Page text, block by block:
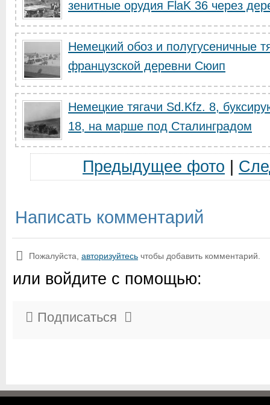
зенитные орудия FlaK 36 через
Немецкий обоз и полугусеничные
французской деревни Сюип
Немецкие тягачи Sd.Kfz. 8,
18, на марше под Сталинградом
Предыдущее фото
Написать комментарий
Пожалуйста, авторизуйтесь чтобы добавить комментарий.
или войдите с помощью:
Подписаться